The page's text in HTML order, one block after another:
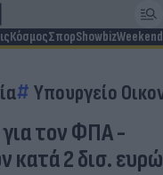
ΚόσμοςΣπορShowbizWeekend
Υπουργείο
τον ΦΠΑ -
κατά 2 δισ. ευρώ